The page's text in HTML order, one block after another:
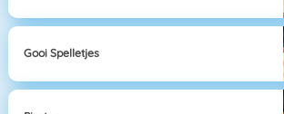
Gooi Spelletjes